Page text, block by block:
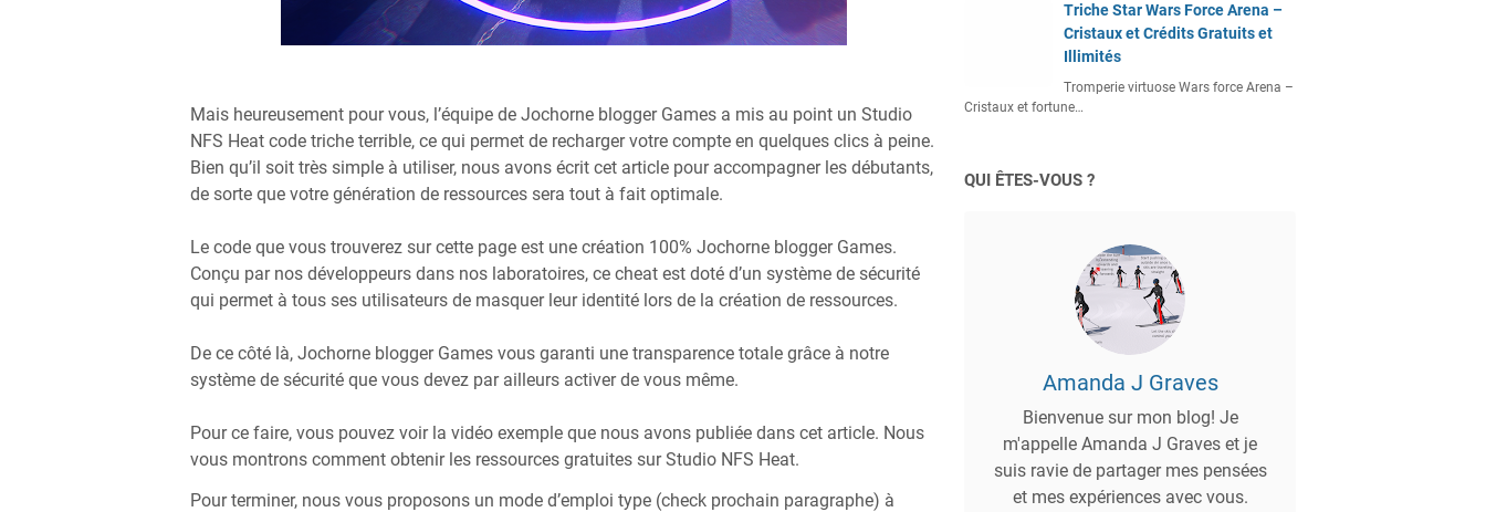
Mais heureusement pour vous, l’équipe de Jochorne blogger Games a mis au point un Studio
NFS Heat code triche terrible, ce qui permet de recharger votre compte en quelques clics à peine.
Bien qu’il soit très simple à utiliser, nous avons écrit cet article pour accompagner les débutants,
de sorte que votre génération de ressources sera tout à fait optimale.
Le code que vous trouverez sur cette page est une création 100% Jochorne blogger Games.
Conçu par nos développeurs dans nos laboratoires, ce cheat est doté d’un système de sécurité
qui permet à tous ses utilisateurs de masquer leur identité lors de la création de ressources.
De ce côté là, Jochorne blogger Games vous garanti une transparence totale grâce à notre
système de sécurité que vous devez par ailleurs activer de vous même.
Pour ce faire, vous pouvez voir la vidéo exemple que nous avons publiée dans cet article. Nous
vous montrons comment obtenir les ressources gratuites sur Studio NFS Heat.
Pour terminer, nous vous proposons un mode d’emploi type (check prochain paragraphe) à
Triche Star Wars Force Arena –
Cristaux et Crédits Gratuits et
Illimités
Tromperie virtuose Wars force Arena –
Cristaux et fortune…
QUI ÊTES-VOUS ?
Amanda J Graves
Bienvenue sur mon blog! Je
m'appelle Amanda J Graves et je
suis ravie de partager mes pensées
et mes expériences avec vous.